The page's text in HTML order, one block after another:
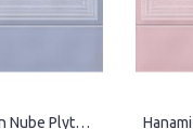
Hanami Kozen Nube Plytelės